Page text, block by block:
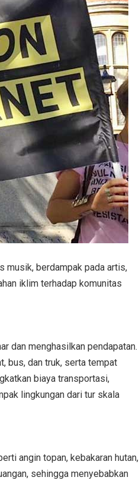
musik, berdampak pada artis,
iklim terhadap komunitas
dan menghasilkan pendapatan.
bus, dan truk, serta tempat
biaya transportasi,
lingkungan dari tur skala
angin topan, kebakaran hutan,
sehingga menyebabkan